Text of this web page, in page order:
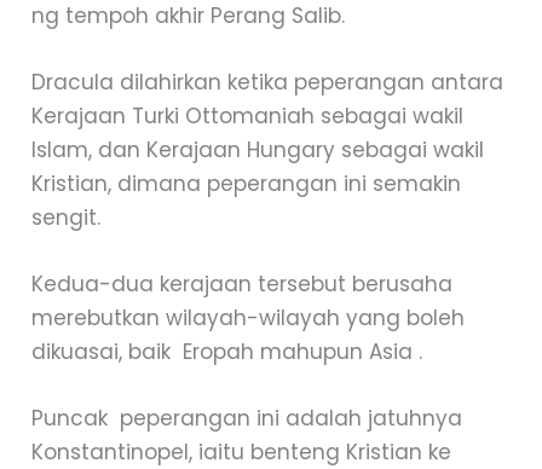
ng tempoh akhir Perang Salib.
Dracula dilahirkan ketika peperangan antara
Kerajaan Turki Ottomaniah sebagai wakil
Islam, dan Kerajaan Hungary sebagai wakil
Kristian, dimana peperangan ini semakin
sengit.
Kedua-dua kerajaan tersebut berusaha
merebutkan wilayah-wilayah yang boleh
dikuasai, baik Eropah mahupun Asia .
Puncak peperangan ini adalah jatuhnya
Konstantinopel, iaitu benteng Kristian ke